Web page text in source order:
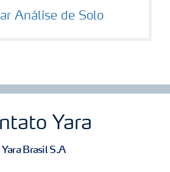
Análise de Solo
Yara
Yara Brasil S.A